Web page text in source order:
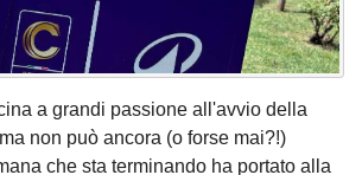
a grandi passione all'avvio della
non può ancora (o forse mai?!)
che sta terminando ha portato alla